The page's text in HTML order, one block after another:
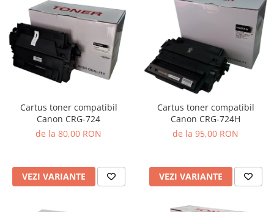
Cartus toner compatibil
Canon CRG-724
de la 80,00 RON
VEZI VARIANTE
Cartus toner compatibil
Canon CRG-724H
de la 95,00 RON
VEZI VARIANTE